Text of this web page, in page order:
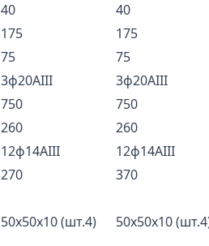
40
40
175
175
75
75
3ф20AIII
3ф20AIII
750
750
260
260
12ф14AIII
12ф14AIII
270
370
50х50х10 (шт.4) 50х50х10